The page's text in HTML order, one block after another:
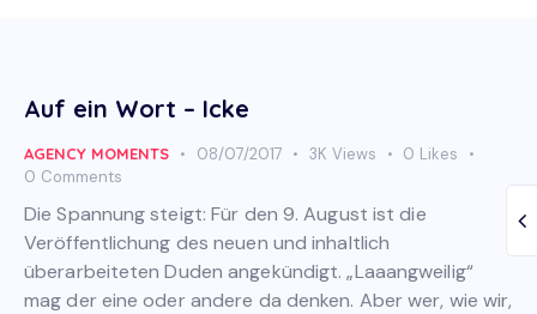
Auf ein Wort – Icke
AGENCY MOMENTS 08/07/2017 3K Views 0 Likes
0 Comments
Die Spannung steigt: Für den 9. August ist die
Veröffentlichung des neuen und inhaltlich
überarbeiteten Duden angekündigt. „Laaangweilig“
mag der eine oder andere da denken. Aber wer, wie wir,